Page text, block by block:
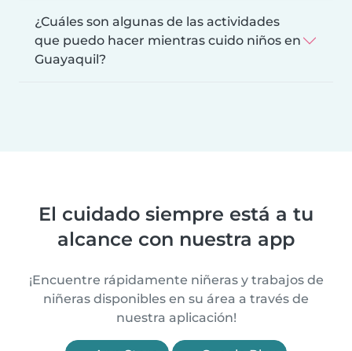
¿Cuáles son algunas de las actividades
que puedo hacer mientras cuido niños en
Guayaquil?
El cuidado siempre está a tu
alcance con nuestra app
¡Encuentre rápidamente niñeras y trabajos de
niñeras disponibles en su área a través de
nuestra aplicación!